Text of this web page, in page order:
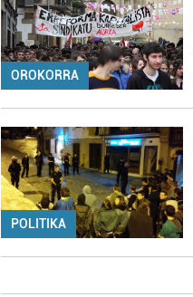
OROKORRA
POLITIKA